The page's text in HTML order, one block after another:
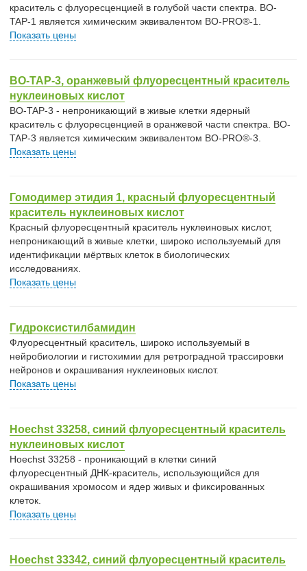
краситель с флуоресценцией в голубой части спектра. BO-
TAP-1 является химическим эквивалентом BO-PRO®-1.
Показать цены
BO-TAP-3, оранжевый флуоресцентный краситель
нуклеиновых кислот
BO-TAP-3 - непроникающий в живые клетки ядерный
краситель с флуоресценцией в оранжевой части спектра. BO-
TAP-3 является химическим эквивалентом BO-PRO®-3.
Показать цены
Гомодимер этидия 1, красный флуоресцентный
краситель нуклеиновых кислот
Красный флуоресцентный краситель нуклеиновых кислот,
непроникающий в живые клетки, широко используемый для
идентификации мёртвых клеток в биологических
исследованиях.
Показать цены
Гидроксистилбамидин
Флуоресцентный краситель, широко используемый в
нейробиологии и гистохимии для ретроградной трассировки
нейронов и окрашивания нуклеиновых кислот.
Показать цены
Hoechst 33258, синий флуоресцентный краситель
нуклеиновых кислот
Hoechst 33258 - проникающий в клетки синий
флуоресцентный ДНК-краситель, использующийся для
окрашивания хромосом и ядер живых и фиксированных
клеток.
Показать цены
Hoechst 33342, синий флуоресцентный краситель